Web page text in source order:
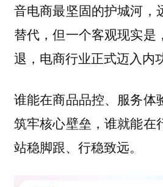
音电商最坚固的护城河，
替代，但一个客观现实是
退，电商行业正式迈入内
谁能在商品品控、服务体
筑牢核心壁垒，谁就能在
站稳脚跟、行稳致远。